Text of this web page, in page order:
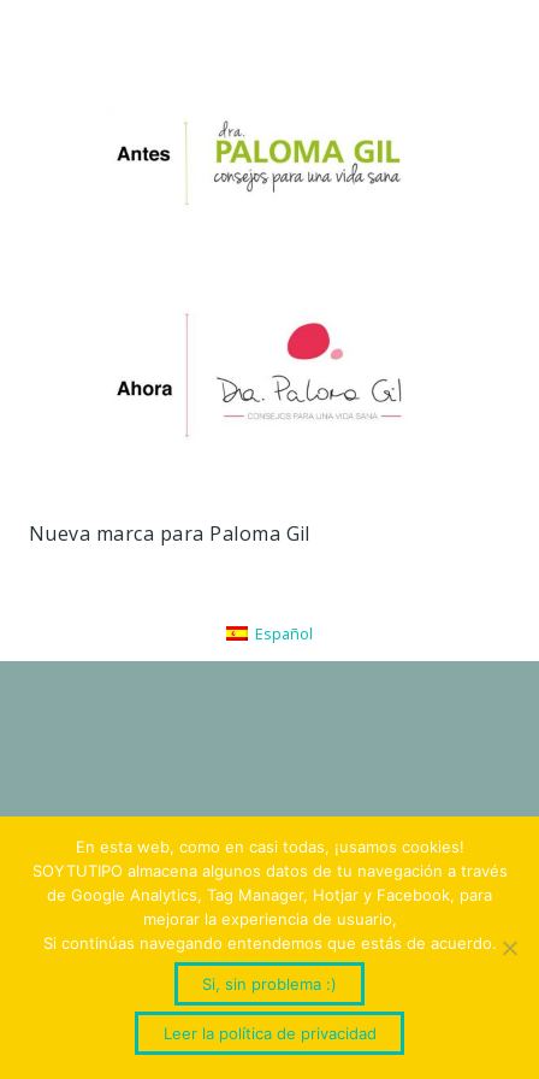
Nueva marca para Paloma Gil
Español
En esta web, como en casi todas, ¡usamos cookies!
SOYTUTIPO almacena algunos datos de tu navegación a través
de Google Analytics, Tag Manager, Hotjar y Facebook, para
mejorar la experiencia de usuario,
Si continúas navegando entendemos que estás de acuerdo.
Si, sin problema :)
Leer la política de privacidad